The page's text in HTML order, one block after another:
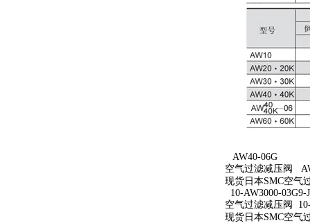
AW40-06G
空气过滤减压阀
现货日本SMC空气
10-AW3000-03G9-
空气过滤减压阀
现货日本SMC空气